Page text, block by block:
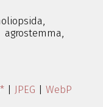
agrostemma,
JPEG WebP